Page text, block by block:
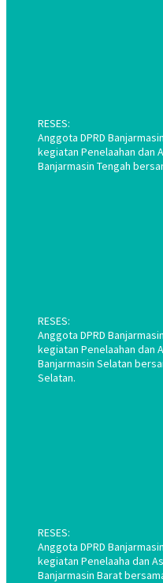
RESES:
Anggota DPRD
kegiatan Penelaahan dan
Banjarmasin Tengah
RESES:
Anggota DPRD
kegiatan Penelaahan dan
Banjarmasin Selatan
Selatan.
RESES:
Anggota DPRD
kegiatan Penelaaha dan
Banjarmasin Barat